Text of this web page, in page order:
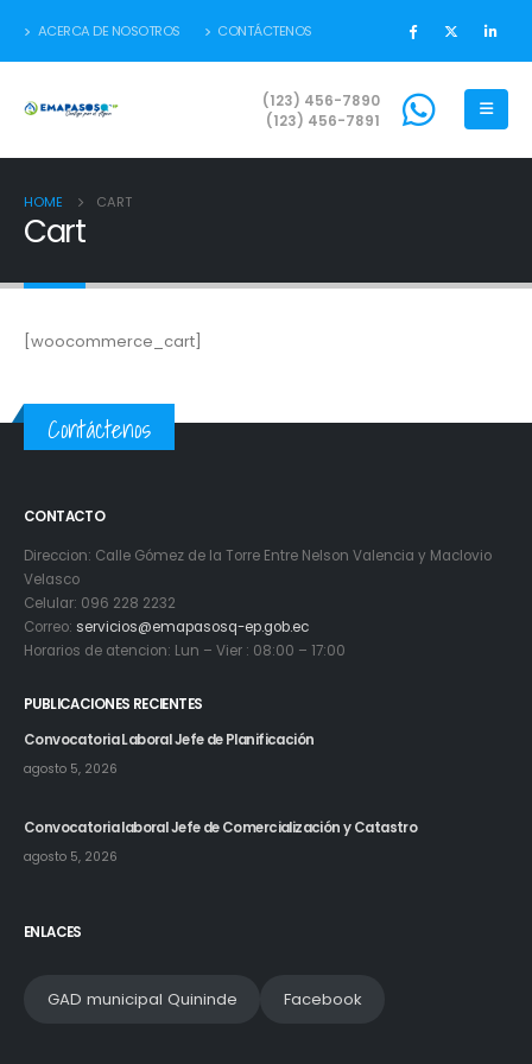
ACERCA DE NOSOTROS CONTÁCTENOS
(123) 456-7890
(123) 456-7891
HOME CART
Cart
[woocommerce_cart]
Contáctenos
CONTACTO
Direccion: Calle Gómez de la Torre Entre Nelson Valencia y Maclovio
Velasco
Celular: 096 228 2232
Correo: servicios@emapasosq-ep.gob.ec
Horarios de atencion: Lun – Vier : 08:00 – 17:00
PUBLICACIONES RECIENTES
Convocatoria Laboral Jefe de Planificación
agosto 5, 2026
Convocatoria laboral Jefe de Comercialización y Catastro
agosto 5, 2026
ENLACES
GAD municipal Quininde Facebook